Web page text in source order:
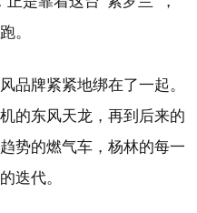
。
品牌紧紧地绑在了一起。
的东风天龙，再到后来的
势的燃气车，杨林的每一
迭代。